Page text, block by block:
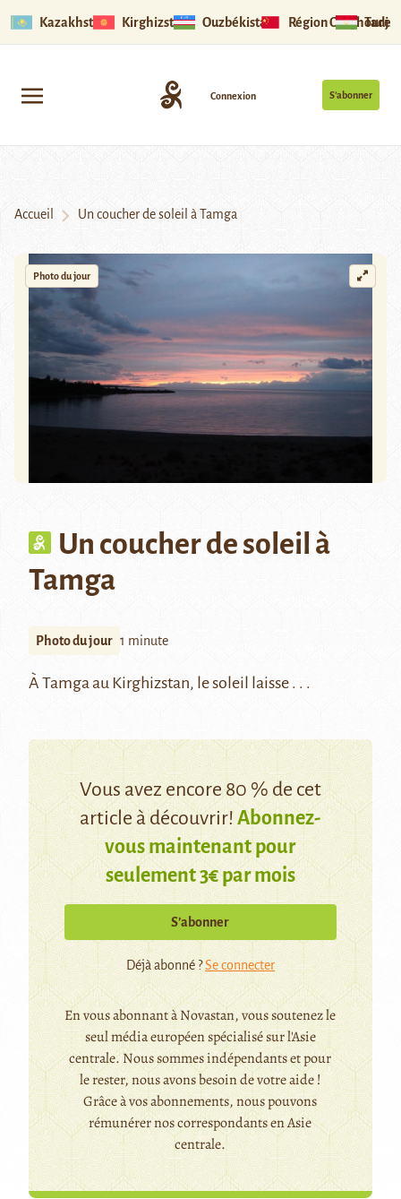
Kazakhstan Kirghizstan Ouzbékistan Région Ouïghoure
S’abonner
Connexion
Accueil Un coucher de soleil à Tamga
Photo du jour
Un coucher de soleil à
Tamga
Photo du jour 1 minute
À Tamga au Kirghizstan, le soleil laisse . . .
Vous avez encore 80 % de cet
article à découvrir!Abonnez-
vous maintenant pour
seulement 3€ par mois
S’abonner
Déjà abonné ?Se connecter
En vous abonnant à Novastan, vous soutenez le
seul média européen spécialisé sur l'Asie
centrale. Nous sommes indépendants et pour
le rester, nous avons besoin de votre aide !
Grâce à vos abonnements, nous pouvons
rémunérer nos correspondants en Asie
centrale.